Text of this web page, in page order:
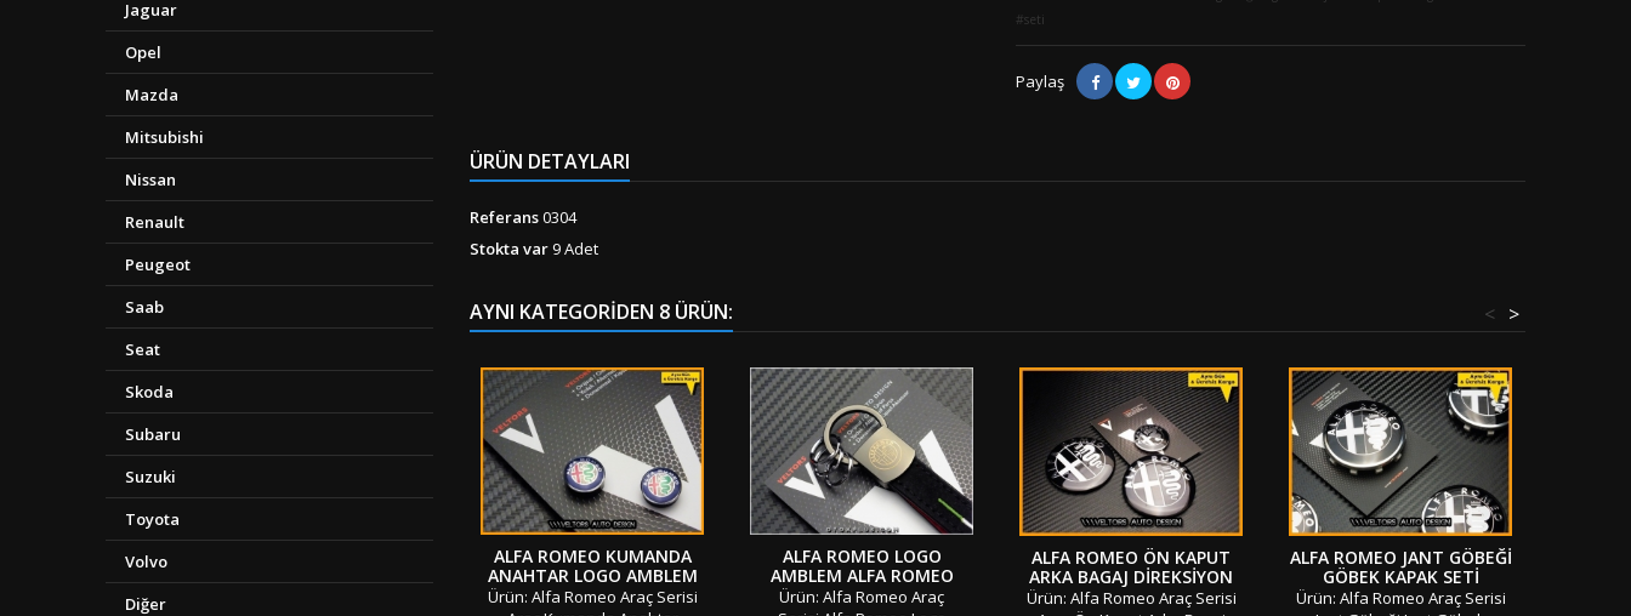
Jaguar
Opel
Mazda
Mitsubishi
Nissan
Renault
Peugeot
Saab
Seat
Skoda
Subaru
Suzuki
Toyota
Volvo
Diğer
seti
Paylaş
ÜRÜN DETAYLARI
Referans0304
Stokta var9 Adet
AYNI KATEGORIDEN 8 ÜRÜN: >
<
ALFA ROMEO KUMANDA
ANAHTAR LOGO AMBLEM
SETI
Ürün: Alfa Romeo Araç Serisi
ALFA ROMEO LOGO
AMBLEM ALFA ROMEO
ANAHTARLIK
Ürün: Alfa Romeo Araç
ALFA ROMEO ÖN KAPUT
ARKA BAGAJ DIREKSIYON
LOGO AMBLEM SETI
Ürün: Alfa Romeo Araç Serisi
ALFA ROMEO JANT GÖBEĞI
GÖBEK KAPAK SETI
Ürün: Alfa Romeo Araç Serisi